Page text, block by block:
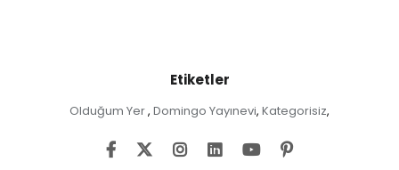
Etiketler
Olduğum Yer, Domingo Yayınevi, Kategorisiz,